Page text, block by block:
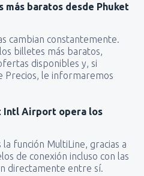
más baratos desde Phuket
cambian constantemente.
billetes más baratos,
disponibles y, si
Precios, le informaremos
Intl Airport opera los
función MultiLine, gracias a
de conexión incluso con las
directamente entre sí.